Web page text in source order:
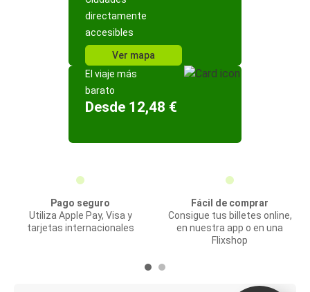
directamente
accesibles
Ver mapa
El viaje más
barato
Desde 12,48 €
Pago seguro
Utiliza Apple Pay, Visa y
tarjetas internacionales
Fácil de comprar
Consigue tus billetes online,
en nuestra app o en una
Flixshop